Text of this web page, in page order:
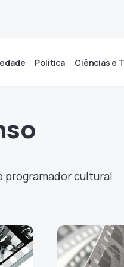
Política Ciências e
programador cultural.